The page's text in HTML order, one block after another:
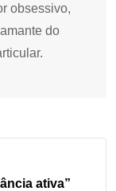
obsessivo,
do
ativa”